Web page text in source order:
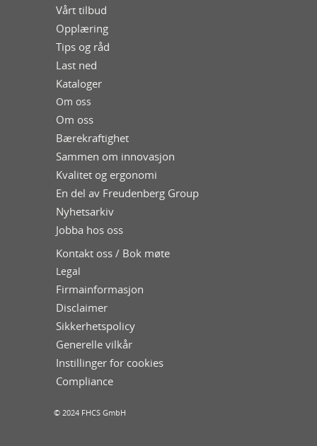
Vårt tilbud
Opplæring
Tips og råd
Last ned
Kataloger
Om oss
Om oss
Bærekraftighet
Sammen om innovasjon
Kvalitet og ergonomi
En del av Freudenberg Group
Nyhetsarkiv
Jobba hos oss
Kontakt oss / Bok møte
Legal
Firmainformasjon
Disclaimer
Sikkerhetspolicy
Generelle vilkår
Instillinger for cookies
Compliance
© 2024 FHCS GmbH